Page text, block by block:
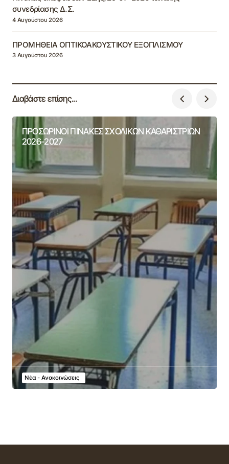
συνεδρίασης Δ.Σ.
4 Αυγούστου 2026
ΠΡΟΜΗΘΕΙΑ ΟΠΤΙΚΟΑΚΟΥΣΤΙΚΟΥ ΕΞΟΠΛΙΣΜΟΥ
3 Αυγούστου 2026
Διαβάστε επίσης...
ΠΡΟΣΩΡΙΝΟΙ ΠΙΝΑΚΕΣ ΣΧΟΛΙΚΩΝ ΚΑΘΑΡΙΣΤΡΙΩΝ
2026-2027
Νέα - Ανακοινώσεις